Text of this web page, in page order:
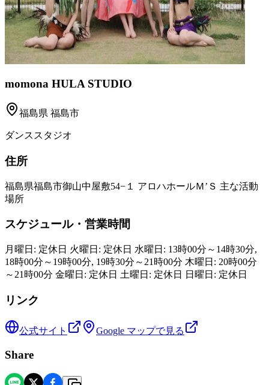
momona HULA STUDIO
福島県 福島市
ダンススタジオ
住所
福島県福島市御山中屋敷54−１ アロハホールＭ’Ｓ 主な活動
場所
スケジュール・営業時間
月曜日: 定休日 火曜日: 定休日 水曜日: 13時00分～14時30分,
18時00分～19時00分, 19時30分～21時00分 木曜日: 20時00分
～21時00分 金曜日: 定休日 土曜日: 定休日 日曜日: 定休日
リンク
公式サイト Google マップで見る
Share